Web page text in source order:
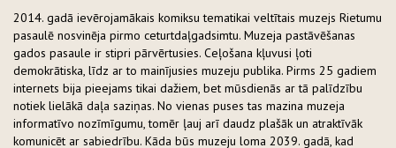
2014. gadā ievērojamākais komiksu tematikai veltītais muzejs Rietumu
pasaulē nosvinēja pirmo ceturtdaļgadsimtu. Muzeja pastāvēšanas
gados pasaule ir stipri pārvērtusies. Ceļošana kļuvusi ļoti
demokrātiska, līdz ar to mainījusies muzeju publika. Pirms 25 gadiem
internets bija pieejams tikai dažiem, bet mūsdienās ar tā palīdzību
notiek lielākā daļa saziņas. No vienas puses tas mazina muzeja
informatīvo nozīmīgumu, tomēr ļauj arī daudz plašāk un atraktīvāk
komunicēt ar sabiedrību. Kāda būs muzeju loma 2039. gadā, kad